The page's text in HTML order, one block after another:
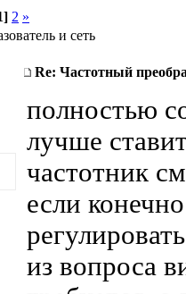
2 »
и сеть
Re: Частотный
полностью
лучше
частотник
если
из вопроса